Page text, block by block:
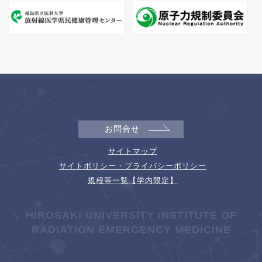
お問合せ
サイトマップ
サイトポリシー・プライバシーポリシー
規程等一覧【学内限定】
HIROSAKI UNIVERSITY INSTITUTE OF
RADIATION EMERGENCY MEDICINE